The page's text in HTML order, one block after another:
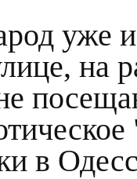
уже и
на
в